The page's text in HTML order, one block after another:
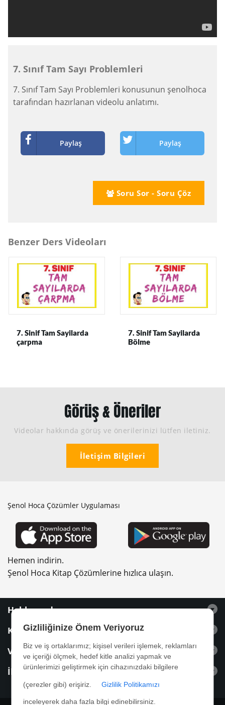
7. Sınıf Tam Sayı Problemleri
7. Sınıf Tam Sayı Problemleri konusunun şenolhoca
tarafından hazırlanan videolu anlatımı.
Paylaş Paylaş
Soru Sor - Soru Çöz
Benzer Ders Videoları
7. Sinif Tam Sayilarda
çarpma
7. Sinif Tam Sayilarda
Bölme
Görüş & Öneriler
Videolar hakkında görüş ve önerilerinizi lütfen iletiniz.
İletişim Bilgileri
Şenol Hoca Çözümler Uygulaması
Hemen indirin.
Şenol Hoca Kitap Çözümlerine hızlıca ulaşın.
Hakkımızda
Kitaplar
Videolar
İletişim
Gizliliğinize Önem Veriyoruz
Biz ve iş ortaklarımız; kişisel verileri işlemek, reklamları
ve içeriği ölçmek, hedef kitle analizi yapmak ve
ürünlerimizi geliştirmek için cihazınızdaki bilgilere
(çerezler gibi) erişiriz. Gizlilik Politikamızı
inceleyerek daha fazla bilgi edinebilirsiniz.